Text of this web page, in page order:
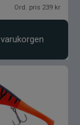
Ord. pris 239 kr